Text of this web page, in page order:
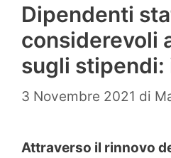
Dipendenti
considerevoli
sugli stipendi:
3 Novembre 2021 di
Attraverso il rinnovo